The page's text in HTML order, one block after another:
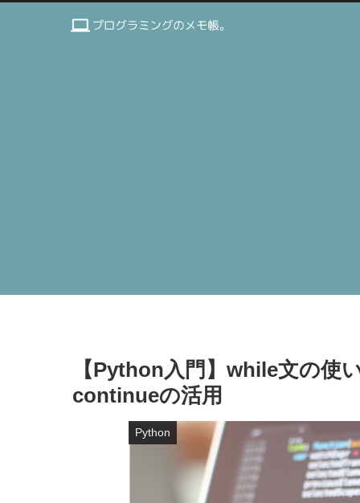
【Python入門】while文の使
continueの活用
Python